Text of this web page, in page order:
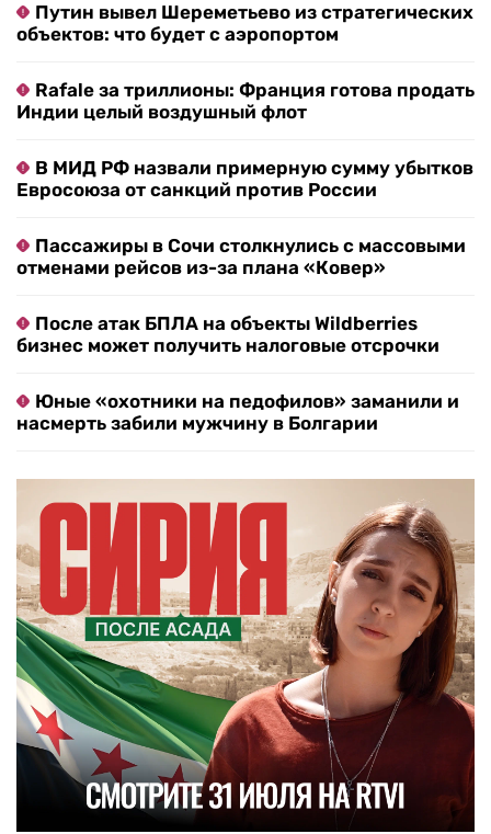
Путин вывел Шереметьево из стратегических
объектов: что будет с аэропортом
Rafale за триллионы: Франция готова продать
Индии целый воздушный флот
В МИД РФ назвали примерную сумму убытков
Евросоюза от санкций против России
Пассажиры в Сочи столкнулись с массовыми
отменами рейсов из-за плана «Ковер»
После атак БПЛА на объекты Wildberries
бизнес может получить налоговые отсрочки
Юные «охотники на педофилов» заманили и
насмерть забили мужчину в Болгарии